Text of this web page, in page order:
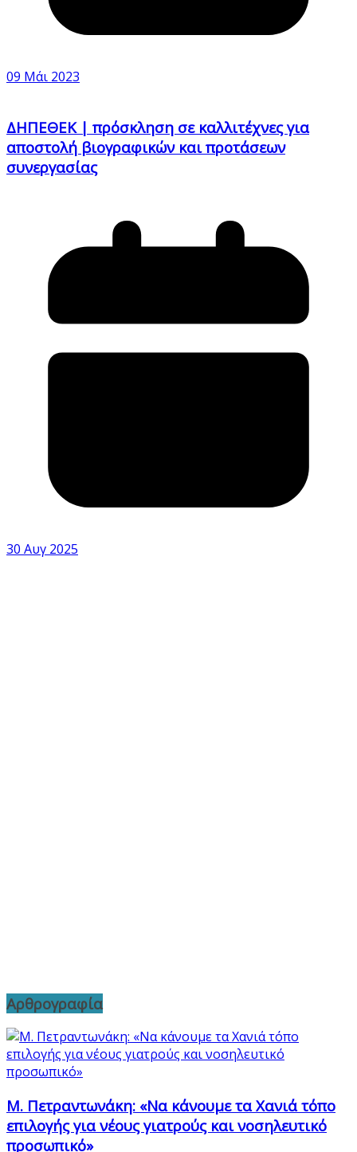
09 Μάι 2023
ΔΗΠΕΘΕΚ | πρόσκληση σε καλλιτέχνες για
αποστολή βιογραφικών και προτάσεων
συνεργασίας
30 Αυγ 2025
Αρθρογραφία
Μ. Πετραντωνάκη: «Να κάνουμε τα Χανιά τόπο
επιλογής για νέους γιατρούς και νοσηλευτικό
προσωπικό»